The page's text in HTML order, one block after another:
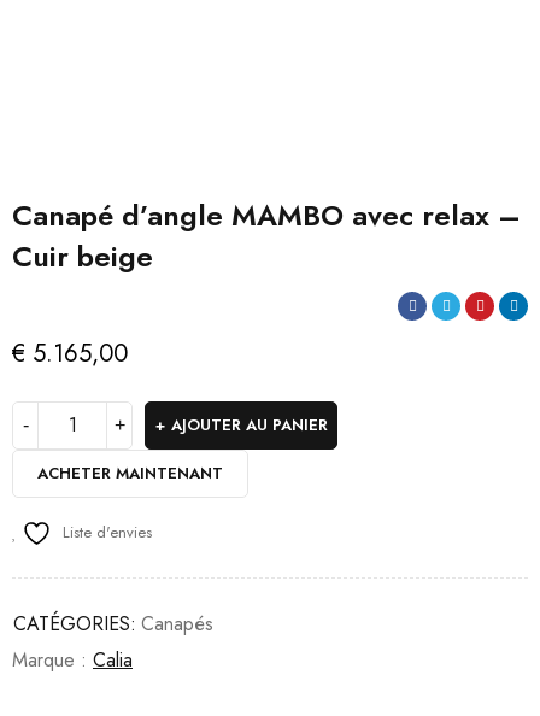
Canapé d’angle MAMBO avec relax –
Cuir beige
€ 5.165,00
AJOUTER AU PANIER
ACHETER MAINTENANT
Liste d'envies
CATÉGORIES: Canapés
Marque : Calia